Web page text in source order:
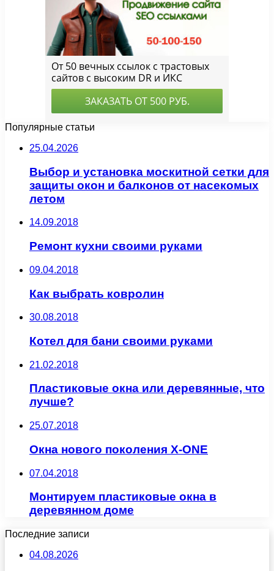
Популярные статьи
25.04.2026
Выбор и установка москитной сетки для
защиты окон и балконов от насекомых
летом
14.09.2018
Ремонт кухни своими руками
09.04.2018
Как выбрать ковролин
30.08.2018
Котел для бани своими руками
21.02.2018
Пластиковые окна или деревянные, что
лучше?
25.07.2018
Окна нового поколения X-ONE
07.04.2018
Монтируем пластиковые окна в
деревянном доме
Последние записи
04.08.2026